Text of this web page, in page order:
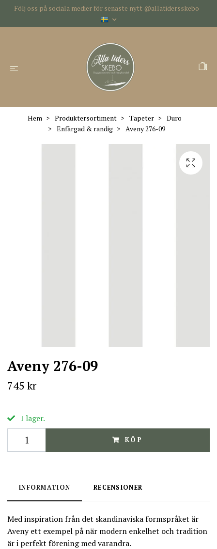
Följ oss på sociala medier för senaste nytt @allatidersskebo
Hem Produktersortiment Tapeter
Duro
Enfärgad & randig
Aveny 276-09
Aveny 276-09
745 kr
I lager.
KÖP
INFORMATION RECENSIONER
Med inspiration från det skandinaviska formspråket är
Aveny ett exempel på när modern enkelhet och tradition
är i perfekt förening med varandra.